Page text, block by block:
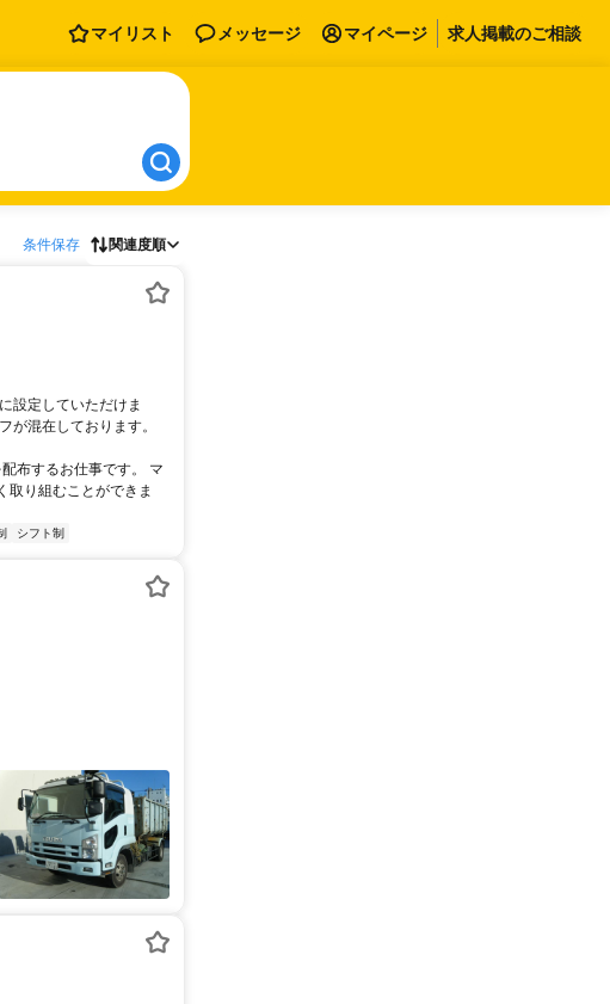
マイリスト メッセージ マイページ 求人掲載のご相談
条件保存 関連度順
設定していただけま
が混在しております。
布するお仕事です。 マ
取り組むことができま
シフト制